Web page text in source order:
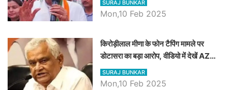
SURAJ BUNKAR
Mon,10 Feb 2025
किरोड़ीलाल मीणा के फोन टैपिंग मामले पर
डोटासरा का बड़ा आरोप, वीडियो में देखें AZ
बड़ी खबरें
SURAJ BUNKAR
Mon,10 Feb 2025